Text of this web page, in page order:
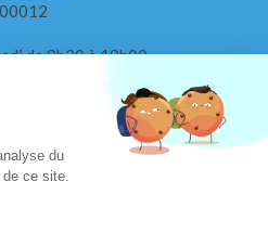
de 8h30 à 19h00
à 18h
du
ce site.